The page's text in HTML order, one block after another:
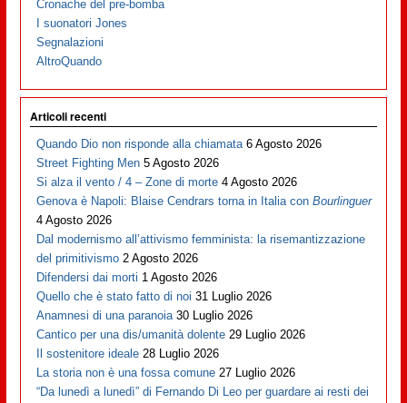
Cronache del pre-bomba
I suonatori Jones
Segnalazioni
AltroQuando
Articoli recenti
Quando Dio non risponde alla chiamata 6 Agosto 2026
Street Fighting Men 5 Agosto 2026
Si alza il vento / 4 – Zone di morte 4 Agosto 2026
Genova è Napoli: Blaise Cendrars torna in Italia conBourlinguer
4 Agosto 2026
Dal modernismo all’attivismo femminista: la risemantizzazione
del primitivismo 2 Agosto 2026
Difendersi dai morti 1 Agosto 2026
Quello che è stato fatto di noi 31 Luglio 2026
Anamnesi di una paranoia 30 Luglio 2026
Cantico per una dis/umanità dolente 29 Luglio 2026
Il sostenitore ideale 28 Luglio 2026
La storia non è una fossa comune 27 Luglio 2026
“Da lunedì a lunedì” di Fernando Di Leo per guardare ai resti dei